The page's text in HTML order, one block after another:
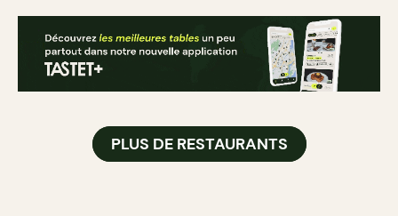
PLUS DE RESTAURANTS